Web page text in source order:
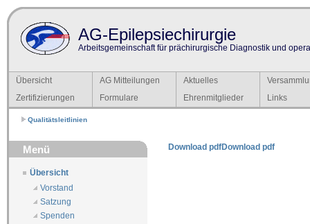
AG-Epilepsiechirurgie
Arbeitsgemeinschaft für prächirurgische Diagnostik und
Übersicht AG Mitteilungen Aktuelles
Zertifizierungen
Formulare Ehrenmitglieder Links
Qualitätsleitlinien
Menü
Übersicht
Vorstand
Satzung
Spenden
Download pdfDownload pdf